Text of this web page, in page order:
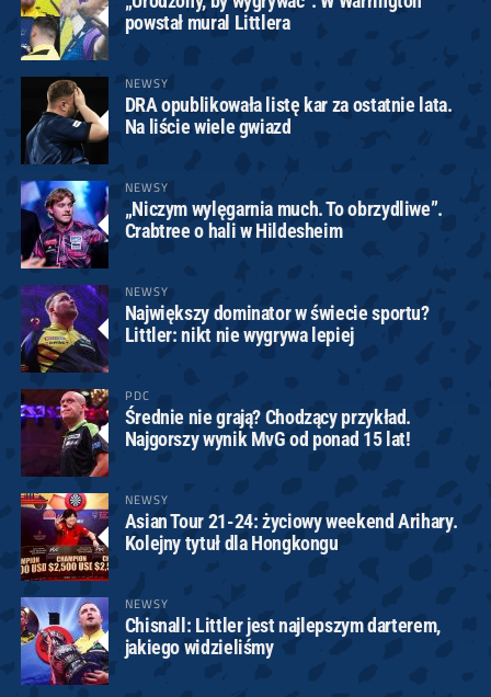
powstał mural Littlera
NEWSY
DRA opublikowała listę kar za ostatnie lata.
Na liście wiele gwiazd
NEWSY
„Niczym wylęgarnia much. To obrzydliwe”.
Crabtree o hali w Hildesheim
NEWSY
Największy dominator w świecie sportu?
Littler: nikt nie wygrywa lepiej
PDC
Średnie nie grają? Chodzący przykład.
Najgorszy wynik MvG od ponad 15 lat!
NEWSY
Asian Tour 21-24: życiowy weekend Arihary.
Kolejny tytuł dla Hongkongu
NEWSY
Chisnall: Littler jest najlepszym darterem,
jakiego widzieliśmy